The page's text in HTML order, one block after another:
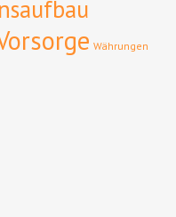
Währungen